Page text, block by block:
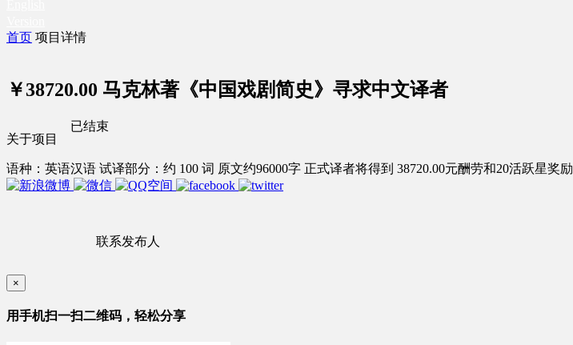
首页 项目详情
￥38720.00 马克林著《中国戏剧简史》寻求中文译者
关于项目
语种：英语汉语 试译部分：约 100 词 原文约96000字 正式译者将得到 38720.00元酬劳和20活跃星奖励
联系发布人
已结束
×
用手机扫一扫二维码，轻松分享